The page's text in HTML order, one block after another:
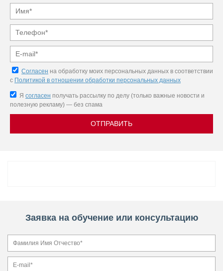
Согласен на обработку моих персональных данных в соответствии
с Политикой в отношении обработки персональных данных
Я согласен получать рассылку по делу (только важные новости и
полезную рекламу) — без спама
ОТПРАВИТЬ
Заявка на обучение или консультацию